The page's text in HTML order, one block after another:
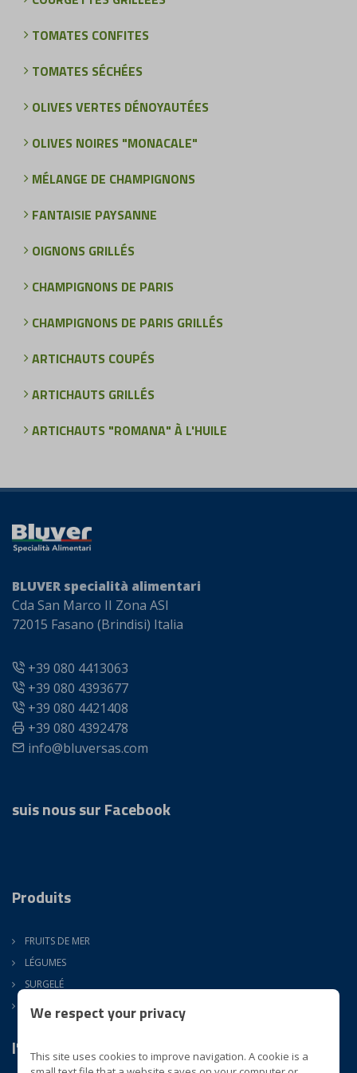
TOMATES CONFITES
TOMATES SÉCHÉES
OLIVES VERTES DÉNOYAUTÉES
OLIVES NOIRES "MONACALE"
MÉLANGE DE CHAMPIGNONS
FANTAISIE PAYSANNE
OIGNONS GRILLÉS
CHAMPIGNONS DE PARIS
CHAMPIGNONS DE PARIS GRILLÉS
ARTICHAUTS COUPÉS
ARTICHAUTS GRILLÉS
ARTICHAUTS "ROMANA" À L'HUILE
BLUVER specialità alimentari
Cda San Marco II Zona ASI
72015 Fasano (Brindisi) Italia
+39 080 4413063
+39 080 4393677
+39 080 4421408
+39 080 4392478
info@bluversas.com
suis nous sur Facebook
Produits
FRUITS DE MER
LÉGUMES
SURGELÉ
ATM
l'Entreprise
We respect your privacy
This site uses cookies to improve navigation. A cookie is a